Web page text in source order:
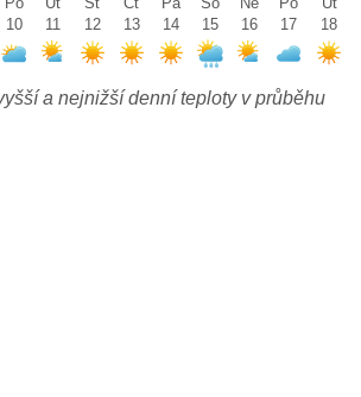
10
11
12
13
14
15
16
17
18
a nejnižší denní teploty v průběhu